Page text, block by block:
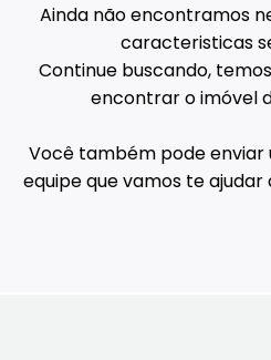
Ainda não encontramos
caracteristicas
Continue buscando,
encontrar o imóvel
Você também pode enviar
equipe que vamos te